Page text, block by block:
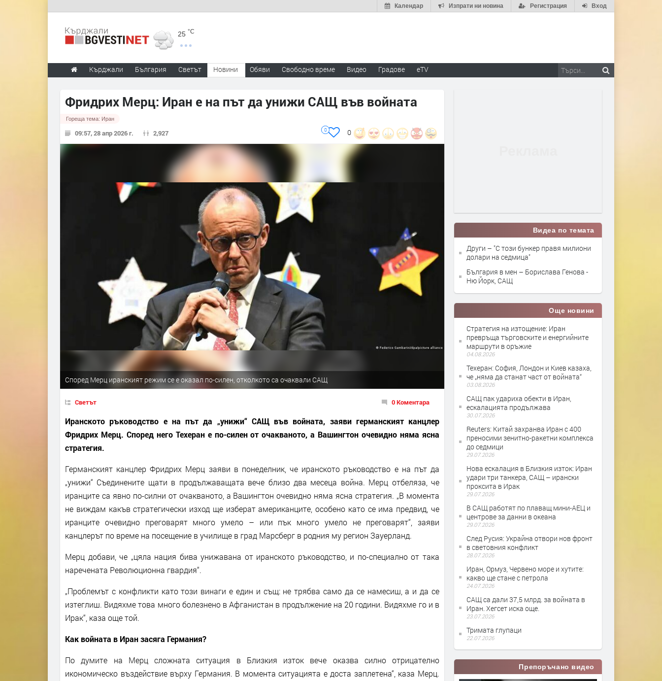
Вход
Регистрация
Изпрати ни новина
Календар
25 °C
Кърджали България Светът Новини Обяви Свободно време Видео Градове eTV
Фридрих Мерц: Иран е на път да унижи САЩ във войната
Гореща тема: Иран
09:57, 28 апр 2026 г. 2,927 0
0
Според Мерц иранският режим се е оказал по-силен, отколкото са очаквали САЩ
Светът 0 Коментара
Иранското ръководство е на път да „унижи“ САЩ във войната, заяви германският канцлер
Фридрих Мерц. Според него Техеран е по-силен от очакваното, а Вашингтон очевидно няма ясна
стратегия.
Германският канцлер Фридрих Мерц заяви в понеделник, че иранското ръководство е на път да
„унижи“ Съединените щати в продължаващата вече близо два месеца война. Мерц отбеляза, че
иранците са явно по-силни от очакваното, а Вашингтон очевидно няма ясна стратегия. „В момента
не виждам какъв стратегически изход ще изберат американците, особено като се има предвид, че
иранците очевидно преговарят много умело – или пък много умело не преговарят“, заяви
канцлерът по време на посещение в училище в град Марсберг в родния му регион Зауерланд.
Мерц добави, че „цяла нация бива унижавана от иранското ръководство, и по-специално от така
наречената Революционна гвардия“.
„Проблемът с конфликти като този винаги е един и същ: не трябва само да се намесиш, а и да се
изтеглиш. Видяхме това много болезнено в Афганистан в продължение на 20 години. Видяхме го и в
Ирак“, каза още той.
Как войната в Иран засяга Германия?
По думите на Мерц сложната ситуация в Близкия изток вече оказва силно отрицателно
икономическо въздействие върху Германия. В момента ситуацията е доста заплетена“, каза Мерц.
Видеа по темата
Други – "С този бункер правя милиони
долари на седмица"
България в мен – Борислава Генова -
Ню Йорк, САЩ
Още новини
Стратегия на изтощение: Иран
превръща търговските и енергийните
маршрути в оръжие
04.08.2026
Teхеран: София, Лондон и Киев казаха,
че „няма да станат част от войната“
03.08.2026
САЩ пак удариха обекти в Иран,
ескалацията продължава
30.07.2026
Reuters: Китай захранва Иран с 400
преносими зенитно-ракетни комплекса
до седмици
29.07.2026
Нова ескалация в Близкия изток: Иран
удари три танкера, САЩ – ирански
проксита в Ирак
29.07.2026
В САЩ работят по плаващ мини-АЕЦ и
центрове за данни в океана
29.07.2026
След Русия: Украйна отвори нов фронт
в световния конфликт
28.07.2026
Иран, Ормуз, Червено море и хутите:
какво ще стане с петрола
24.07.2026
САЩ са дали 37,5 млрд. за войната в
Иран. Хегсет иска още.
23.07.2026
Тримата глупаци
22.07.2026
Препоръчано видео